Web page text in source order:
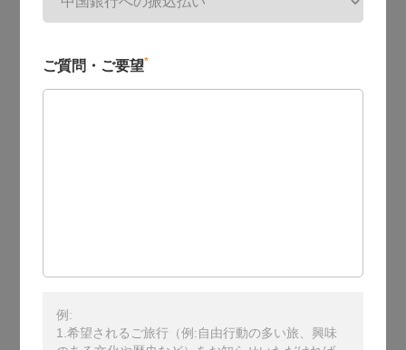
ご質問・ご要望*
例:
1.希望されるご旅行（例:自由行動の多い旅、興味